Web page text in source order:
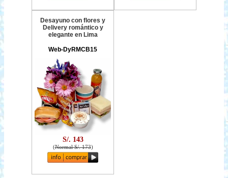
Desayuno con flores y
Delivery romántico y
elegante en Lima
Web-DyRMCB15
S/. 143
(Normal S/. 173)